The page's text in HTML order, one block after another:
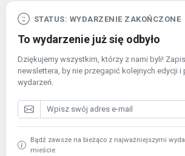
STATUS: WYDARZENIE ZAKOŃCZONE
To wydarzenie już się odbyło
Dziękujemy wszystkim, którzy z nami byli!
newslettera, by nie przegapić kolejnych edycji i
wydarzeń.
Bądź zawsze na bieżąco z najważniejszymi
mieście.